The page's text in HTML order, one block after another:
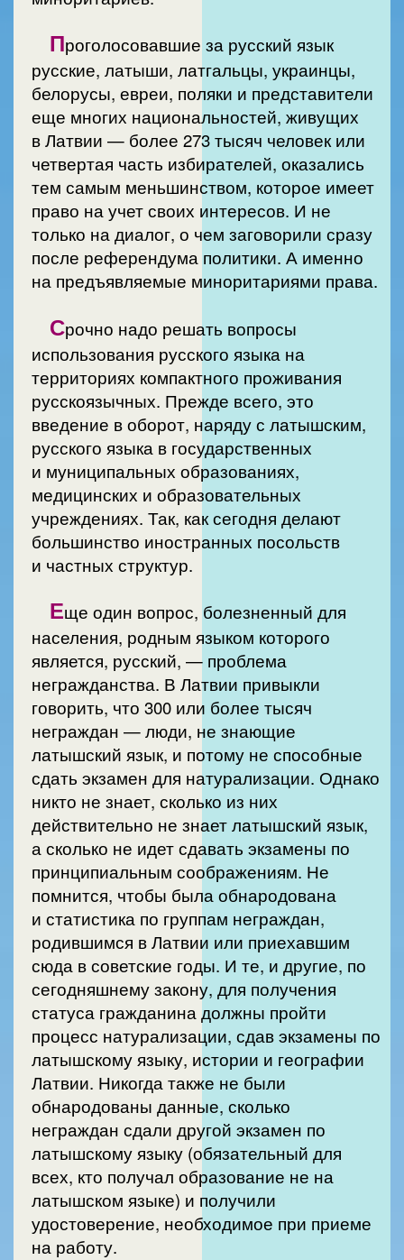
Проголосовавшие за русский язык
русские, латыши, латгальцы, украинцы,
белорусы, евреи, поляки и представители
еще многих национальностей, живущих
в Латвии — более 273 тысяч человек или
четвертая часть избирателей, оказались
тем самым меньшинством, которое имеет
право на учет своих интересов. И не
только на диалог, о чем заговорили сразу
после референдума политики. А именно
на предъявляемые миноритариями права.
Срочно надо решать вопросы
использования русского языка на
территориях компактного проживания
русскоязычных. Прежде всего, это
введение в оборот, наряду с латышским,
русского языка в государственных
и муниципальных образованиях,
медицинских и образовательных
учреждениях. Так, как сегодня делают
большинство иностранных посольств
и частных структур.
Еще один вопрос, болезненный для
населения, родным языком которого
является, русский, — проблема
негражданства. В Латвии привыкли
говорить, что 300 или более тысяч
неграждан — люди, не знающие
латышский язык, и потому не способные
сдать экзамен для натурализации. Однако
никто не знает, сколько из них
действительно не знает латышский язык,
а сколько не идет сдавать экзамены по
принципиальным соображениям. Не
помнится, чтобы была обнародована
и статистика по группам неграждан,
родившимся в Латвии или приехавшим
сюда в советские годы. И те, и другие, по
сегодняшнему закону, для получения
статуса гражданина должны пройти
процесс натурализации, сдав экзамены по
латышскому языку, истории и географии
Латвии. Никогда также не были
обнародованы данные, сколько
неграждан сдали другой экзамен по
латышскому языку (обязательный для
всех, кто получал образование не на
латышском языке) и получили
удостоверение, необходимое при приеме
на работу.